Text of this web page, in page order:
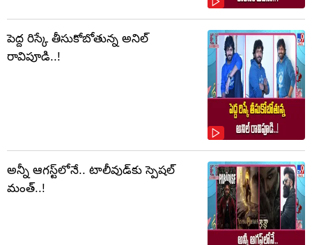
పెద్ద రిస్కే తీసుకోబోతున్న అనిల్
రావిపూడి..!
అన్నీ ఆగస్ట్‌లోనే.. టాలీవుడ్‌కు స్పెషల్
మంత్..!